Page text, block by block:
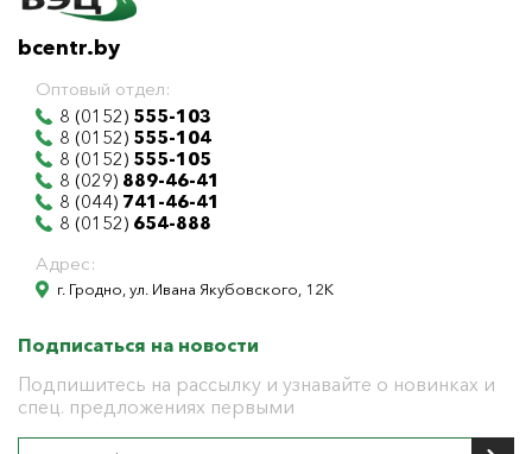
bcentr.by
Оптовый отдел:
8 (0152) 555-103
8 (0152) 555-104
8 (0152) 555-105
8 (029) 889-46-41
8 (044) 741-46-41
8 (0152) 654-888
Адрес:
г. Гродно, ул. Ивана Якубовского, 12К
Подписаться на новости
Подпишитесь на рассылку и узнавайте о новинках и
спец. предложениях первыми